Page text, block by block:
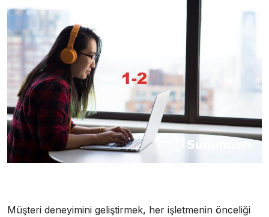
Müşteri deneyimini geliştirmek, her işletmenin önceliği